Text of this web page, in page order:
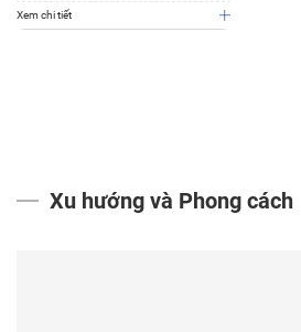
Xem chi tiết
Xu hướng và Phong cách